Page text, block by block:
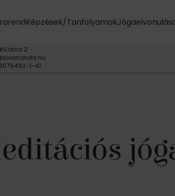
Képzések/Tanfolyamok
utca 2
1-41